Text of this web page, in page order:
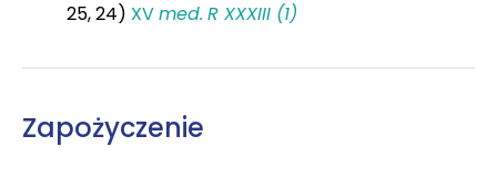
25, 24) XVmed. R XXXIII (1)
Zapożyczenie